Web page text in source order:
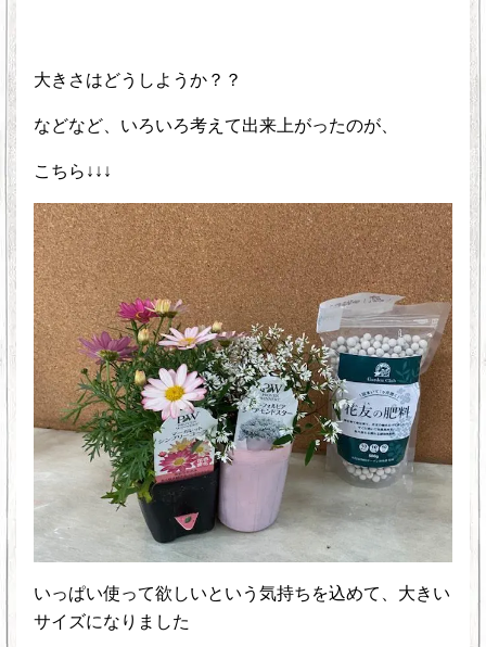
大きさはどうしようか？？
などなど、いろいろ考えて出来上がったのが、
こちら↓↓↓
いっぱい使って欲しいという気持ちを込めて、大きい
サイズになりました